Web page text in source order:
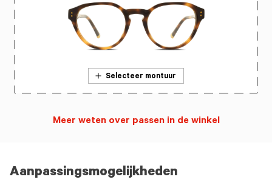
Aanpassingsmogelijkheden
Selecteer montuur
Meer weten over passen in de winkel